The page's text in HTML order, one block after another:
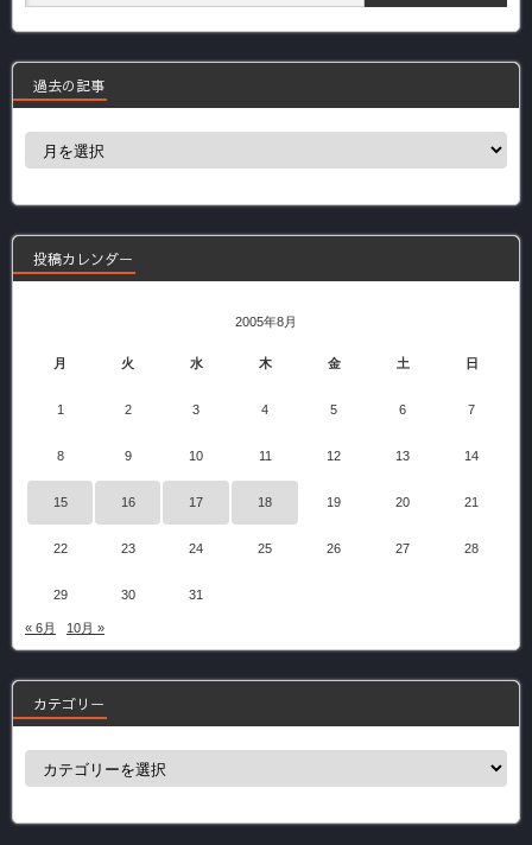
過去の記事
事
投稿カレンダー
2005年8月
月 火 水 木 金 土 日
1 2 3 4 5 6 7
8 9 10 11 12 13 14
15 16 17 18 19 20 21
22 23 24 25 26 27 28
29 30 31
« 6月 10月 »
カテゴリー
ー